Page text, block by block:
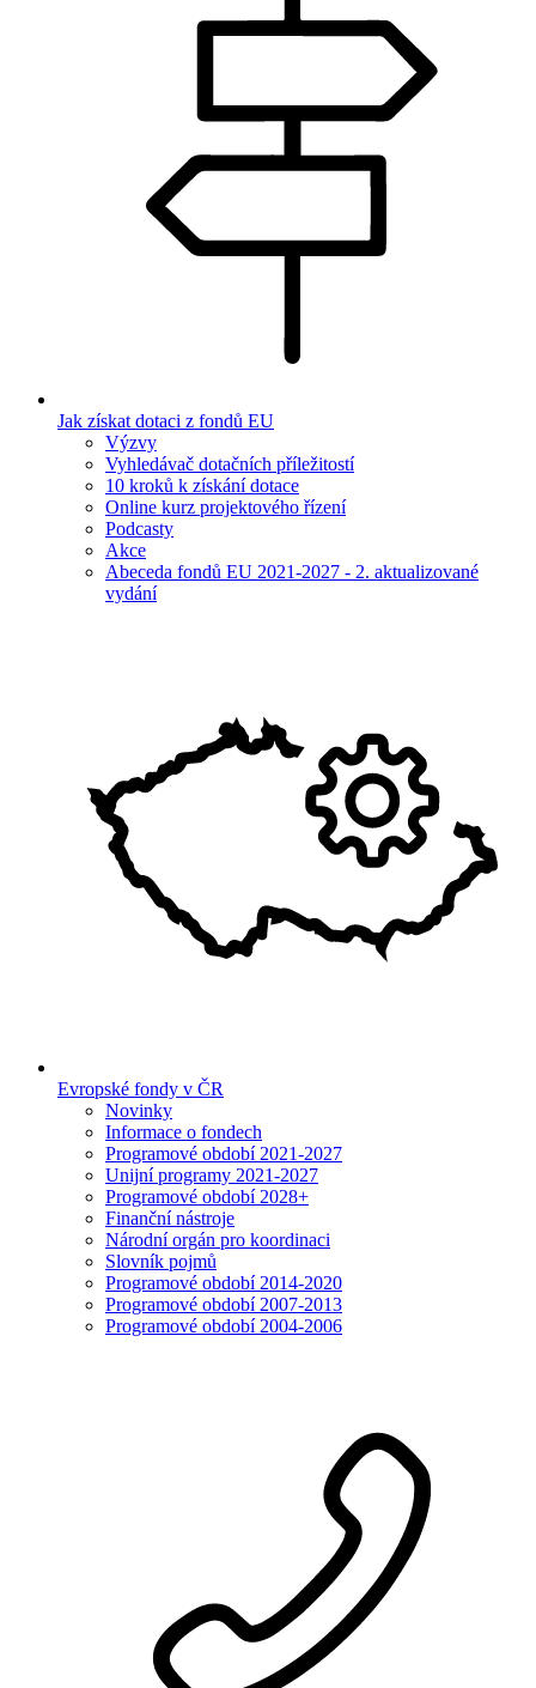
Jak získat dotaci z fondů EU
Výzvy
Vyhledávač dotačních příležitostí
10 kroků k získání dotace
Online kurz projektového řízení
Podcasty
Akce
Abeceda fondů EU 2021-2027 - 2. aktualizované
vydání
Evropské fondy v ČR
Novinky
Informace o fondech
Programové období 2021-2027
Unijní programy 2021-2027
Programové období 2028+
Finanční nástroje
Národní orgán pro koordinaci
Slovník pojmů
Programové období 2014-2020
Programové období 2007-2013
Programové období 2004-2006